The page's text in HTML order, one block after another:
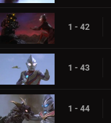
1 - 42
1 - 43
1 - 44